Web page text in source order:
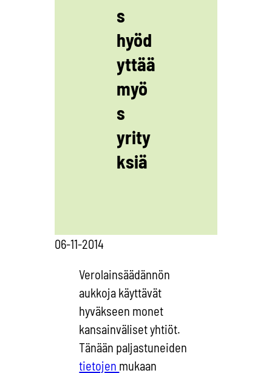
s
hyöd
yttää
myö
s
yrity
ksiä
06-11-2014
Verolainsäädännön
aukkoja käyttävät
hyväkseen monet
kansainväliset yhtiöt.
Tänään paljastuneiden
tietojen mukaan